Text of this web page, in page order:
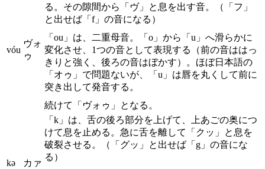
vóu
ヴォ
ゥ
る。その隙間から「ヴ」と息を出す音。（「フ」
と出せば「f」の音になる）
「ou」は、二重母音。「o」から「u」へ滑らかに
変化させ、1つの音として表現する（前の音ははっ
きりと強く、後ろの音はぼかす）。ほぼ日本語の
「オゥ」で問題ないが、「u」は唇を丸くして前に
突き出して発音する。
続けて「ヴォゥ」となる。
kə カァ
「k」は、舌の後ろ部分を上げて、上あごの奥につ
けて息を止める。急に舌を離して「クッ」と息を
破裂させる。（「グッ」と出せば「g」の音にな
る）